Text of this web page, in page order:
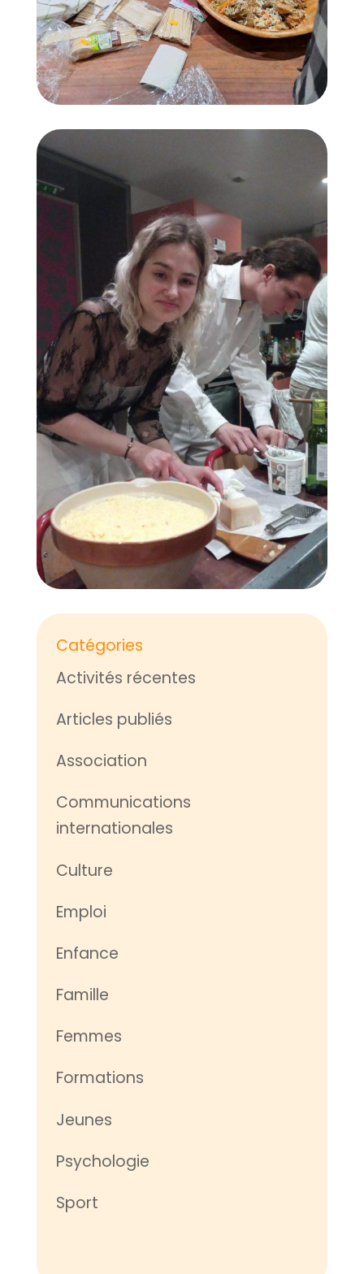
Catégories
Activités récentes
Articles publiés
Association
Communications
internationales
Culture
Emploi
Enfance
Famille
Femmes
Formations
Jeunes
Psychologie
Sport